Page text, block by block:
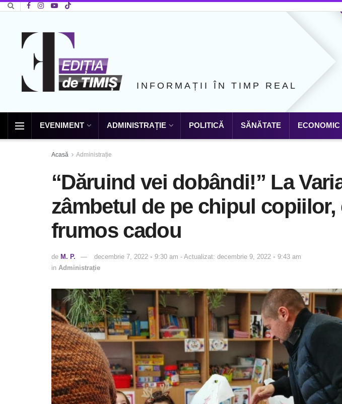
INFORMAȚII ÎN TIMP REAL
EVENIMENT ADMINISTRAȚIE POLITICĂ SĂNĂTATE ECONOMIC
Acasă Administrație
“Dăruind vei dobândi!” La
zâmbetul de pe chipul copiilor,
frumos cadou
de M. P.
decembrie 7, 2022 ◦ 9:30 am - Actualizat: decembrie 9, 2022 ◦ 9:43 am
in Administrație